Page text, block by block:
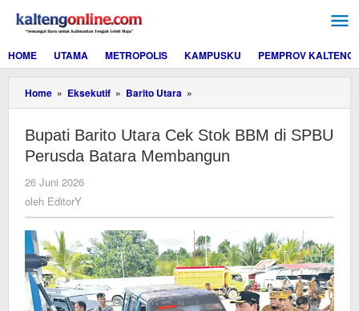
konten
HOME
UTAMA METROPOLIS KAMPUSKU PEMPROV KALTENG
Home » Eksekutif » Barito Utara »
Barito
Cek
Stok
BBM
Batara
Membangun
Bupati Barito Utara Cek Stok BBM di SPBU
Perusda Batara Membangun
26 Juni 2026
oleh EditorY